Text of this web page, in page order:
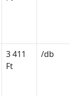
3 411
Ft
/db